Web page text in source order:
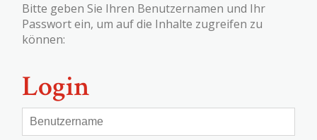
Bitte geben Sie Ihren Benutzernamen und Ihr
Passwort ein, um auf die Inhalte zugreifen zu
können:
Login